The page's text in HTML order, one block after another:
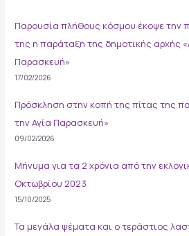
h
f
o
r
:
Παρουσία πλήθους κόσμου έκοψε την
της η παράταξη της δημοτικής αρχής
Παρασκευή»
17/02/2026
Πρόσκληση στην κοπή της πίτας της
την Αγία Παρασκευή»
09/02/2026
Μήνυμα για τα 2 χρόνια από την
Οκτωβρίου 2023
15/10/2025
Τα μεγάλα ψέματα και ο τεράστιος